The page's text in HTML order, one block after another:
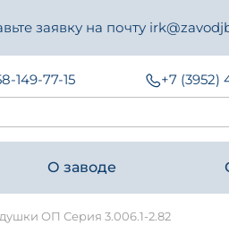
заявку на почту
149-77-15 +7 (3952)
О заводе
ОП Серия 3.006.1-2.82